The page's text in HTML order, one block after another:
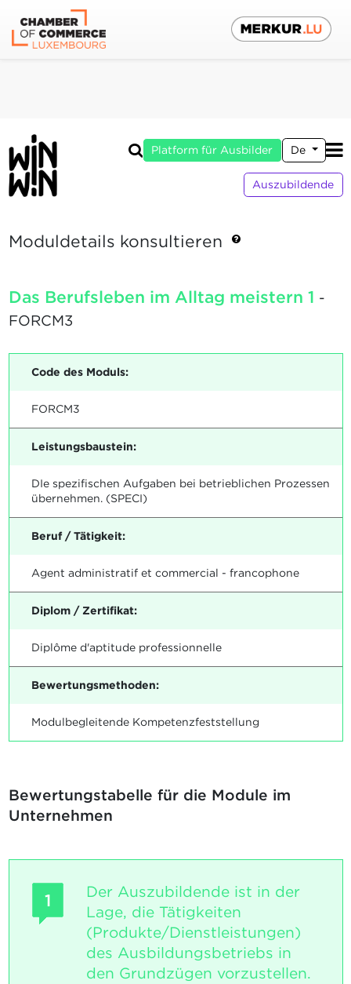
Platform für Ausbilder De
Auszubildende
Moduldetails konsultieren
Das Berufsleben im Alltag meistern 1 -
FORCM3
Code des Moduls:
FORCM3
Leistungsbaustein:
DIe spezifischen Aufgaben bei betrieblichen Prozessen
übernehmen. (SPECI)
Beruf / Tätigkeit:
Agent administratif et commercial - francophone
Diplom / Zertifikat:
Diplôme d'aptitude professionnelle
Bewertungsmethoden:
Modulbegleitende Kompetenzfeststellung
Bewertungstabelle für die Module im
Unternehmen
1
Der Auszubildende ist in der
Lage, die Tätigkeiten
(Produkte/Dienstleistungen)
des Ausbildungsbetriebs in
den Grundzügen vorzustellen.